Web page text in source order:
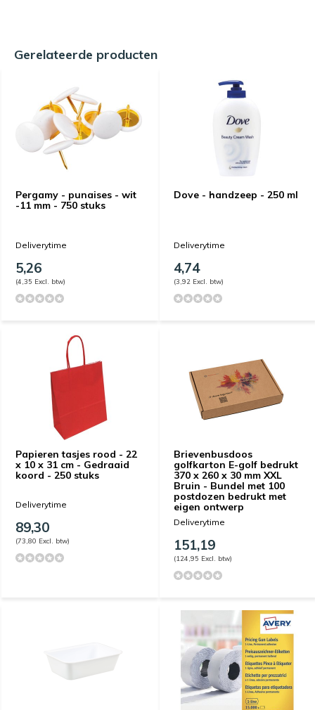
Gerelateerde producten
Pergamy - punaises - wit
-11 mm - 750 stuks
Deliverytime
5,26
(4,35 Excl. btw)
Dove - handzeep - 250 ml
Deliverytime
4,74
(3,92 Excl. btw)
Papieren tasjes rood - 22
x 10 x 31 cm - Gedraaid
koord - 250 stuks
Deliverytime
89,30
(73,80 Excl. btw)
Brievenbusdoos
golfkarton E-golf bedrukt
370 x 260 x 30 mm XXL
Bruin - Bundel met 100
postdozen bedrukt met
eigen ontwerp
Deliverytime
151,19
(124,95 Excl. btw)